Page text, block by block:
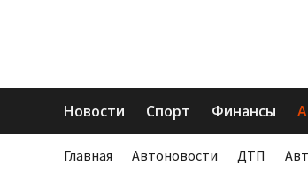
Новости Спорт Финансы
Главная Автоновости ДТП